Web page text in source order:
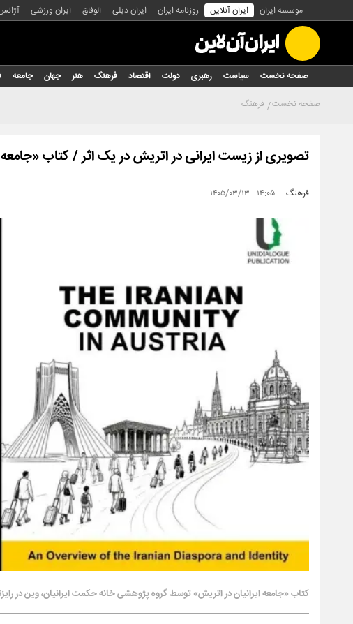
موسسه ایران ایران آنلاین روزنامه ایران ایران دیلی الوفاق ایران ورزشی
صفحه نخست سیاست رهبری دولت اقتصاد فرهنگ هنر جهان جامعه
صفحه نخست فرهنگ
تصویری از زیست ایرانی در اتریش در یک اثر / کتاب
فرهنگ ۱۴:۰۵ - ۱۴۰۵/۰۳/۱۳
کتاب «جامعه ایرانیان در اتریش» توسط گروه پژوهشی خانه حکمت ایرانیان، وین در